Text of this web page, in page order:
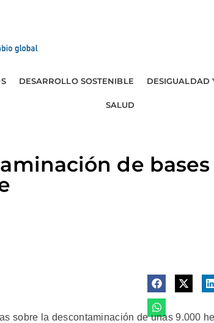
DESARROLLO SOSTENIBLE DESIGUALDAD
SALUD
de
sobre la descontaminación de unas 9.000